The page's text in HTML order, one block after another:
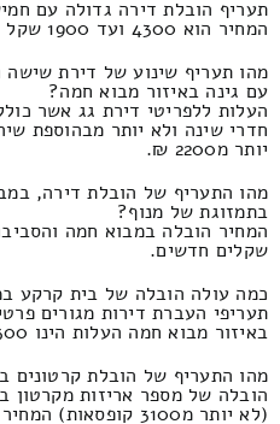
תעריף הובלת דירה גדולה עם
המחיר הוא 4300 ועד 1900 שקל חדש.
מהו תעריף שינוע של דירת
עם גינה באיזור מבוא חמה?
העלות ללפריטי דירת גג אשר
יותר מ2200 ₪.
מהו התעריף של הובלת דירה,
בתמזוגת של מנוף?
שקלים חדשים.
כמה עולה הובלה של בית קרקע
באיזור מבוא חמה העלות הינו 6300 ומקסימום 3000
מהו התעריף של הובלת קרטונים
הובלה של מספר אריזות מקרטון
(לא יותר מ3100 קופסאות) המחיר זהו 820 ולא יותר מ310 ש"ח.